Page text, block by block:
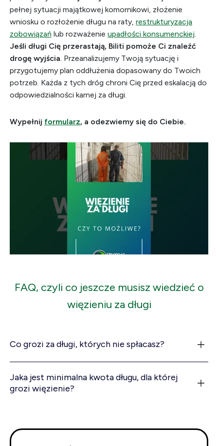
pełnej sytuacji majątkowej komornikowi, złożenie
wniosku o rozłożenie długu na raty, restrukturyzacja
zobowiązań lub rozważenie upadłości konsumenckiej.
Jeśli długi Cię przerastają, Biliti pomoże Ci znaleźć
drogę wyjścia. Przeanalizujemy Twoją sytuację i
przygotujemy plan oddłużenia dopasowany do Twoich
potrzeb. Każda z tych dróg chroni Cię przed eskalacją do
odpowiedzialności karnej za długi.
Wypełnij formularz, a odezwiemy się do Ciebie.
FAQ, czyli co jeszcze musisz wiedzieć o
więzieniu za długi
Co grozi za długi, których nie spłacasz?
Jaka jest minimalna kwota długu, dla której
grozi więzienie?